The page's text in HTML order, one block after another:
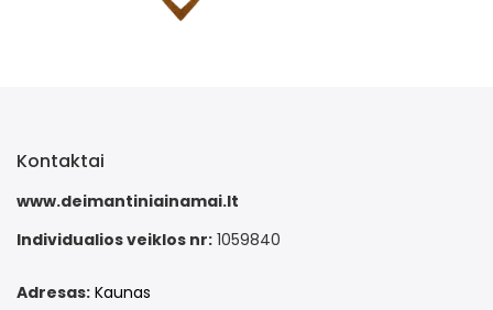
Kontaktai
www.deimantiniainamai.lt
Individualios veiklos nr: 1059840
Adresas: Kaunas